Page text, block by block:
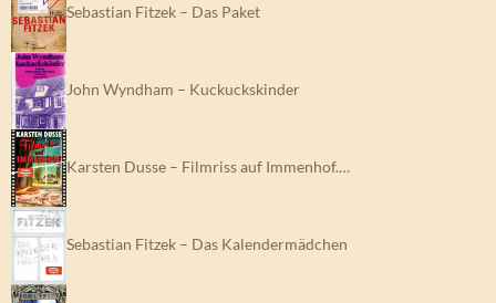
Sebastian Fitzek – Das Paket
John Wyndham – Kuckuckskinder
Karsten Dusse – Filmriss auf Immenhof.…
Sebastian Fitzek – Das Kalendermädchen